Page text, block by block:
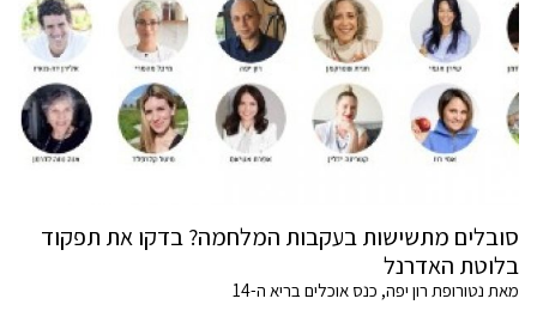
סובלים מתשישות בעקבות המלחמה? בדקו את תפקוד
בלוטת האדרנל
מאת נטורופת רון יפה, כנס אוכלים בריא ה-14